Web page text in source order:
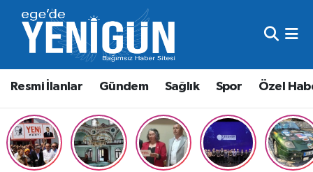
Resmi İlanlar Gündem Sağlık Spor Özel
Resmi İlanlar
Gündem
Sağlık
Spor
Beyoğlu Nöbetçi Eczaneler
Beyoğlu Hava Durumu
Beyoğlu Trafik Yoğunluk Haritası
Süper Lig Puan Durumu ve Fikstür